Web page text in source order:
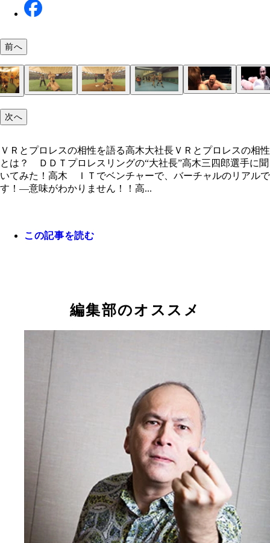
前へ
次へ
ＶＲとプロレスの相性を語る高木大社長ＶＲとプロレスの相性
とは？ ＤＤＴプロレスリングの“大社長”高木三四郎選手に聞
いてみた！高木 ＩＴでベンチャーで、バーチャルのリアルで
す！―意味がわかりません！！高...
この記事を読む
編集部のオススメ